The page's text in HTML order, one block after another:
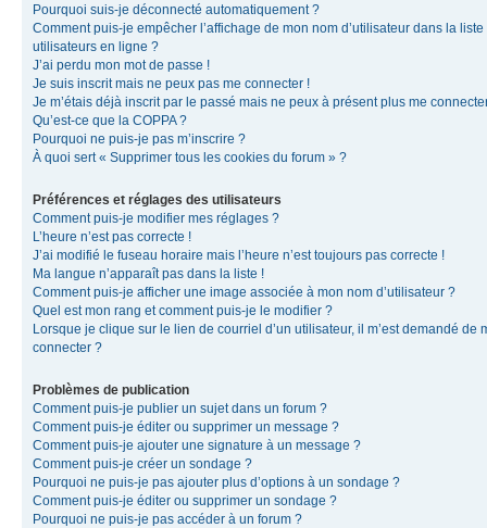
Pourquoi suis-je déconnecté automatiquement ?
Comment puis-je empêcher l’affichage de mon nom d’utilisateur dans la liste
utilisateurs en ligne ?
J’ai perdu mon mot de passe !
Je suis inscrit mais ne peux pas me connecter !
Je m’étais déjà inscrit par le passé mais ne peux à présent plus me
Qu’est-ce que la COPPA ?
Pourquoi ne puis-je pas m’inscrire ?
À quoi sert « Supprimer tous les cookies du forum » ?
Préférences et réglages des utilisateurs
Comment puis-je modifier mes réglages ?
L’heure n’est pas correcte !
J’ai modifié le fuseau horaire mais l’heure n’est toujours pas correcte !
Ma langue n’apparaît pas dans la liste !
Comment puis-je afficher une image associée à mon nom d’utilisateur ?
Quel est mon rang et comment puis-je le modifier ?
Lorsque je clique sur le lien de courriel d’un utilisateur, il m’est demandé de
connecter ?
Problèmes de publication
Comment puis-je publier un sujet dans un forum ?
Comment puis-je éditer ou supprimer un message ?
Comment puis-je ajouter une signature à un message ?
Comment puis-je créer un sondage ?
Pourquoi ne puis-je pas ajouter plus d’options à un sondage ?
Comment puis-je éditer ou supprimer un sondage ?
Pourquoi ne puis-je pas accéder à un forum ?